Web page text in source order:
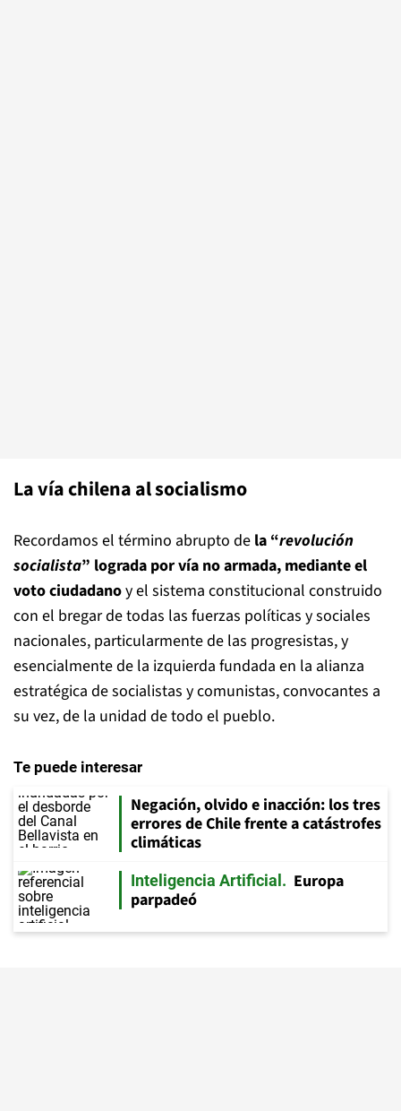
La vía chilena al socialismo
Recordamos el término abrupto de la “revolución
socialista” lograda por vía no armada, mediante el
voto ciudadanoy el sistema constitucional construido
con el bregar de todas las fuerzas políticas y sociales
nacionales, particularmente de las progresistas, y
esencialmente de la izquierda fundada en la alianza
estratégica de socialistas y comunistas, convocantes a
su vez, de la unidad de todo el pueblo.
Te puede interesar
Negación, olvido e inacción: los tres
errores de Chile frente a catástrofes
climáticas
Inteligencia Artificial
Europa
parpadeó